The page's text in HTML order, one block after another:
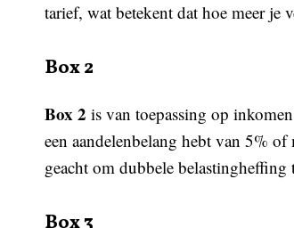
tarief, wat betekent dat hoe meer je
Box 2
Box 2 is van toepassing op
een aandelenbelang hebt van 5%
geacht om dubbele belastingheffing